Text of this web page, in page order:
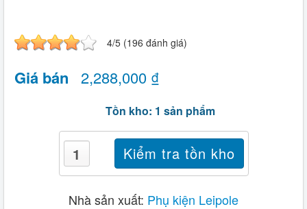
4/5 (196 đánh giá)
Giá bán 2,288,000 ₫
Tồn kho: 1 sản phẩm
Nhà sản xuất: Phụ kiện Leipole